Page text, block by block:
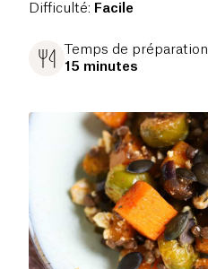
Difficulté: Facile
Temps de préparation
15 minutes